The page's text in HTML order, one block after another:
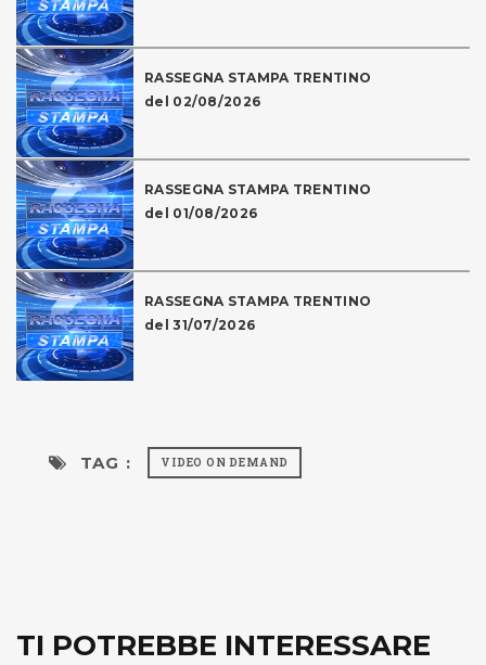
RASSEGNA STAMPA TRENTINO
del 02/08/2026
RASSEGNA STAMPA TRENTINO
del 01/08/2026
RASSEGNA STAMPA TRENTINO
del 31/07/2026
TAG : VIDEO ON DEMAND
TI POTREBBE INTERESSARE